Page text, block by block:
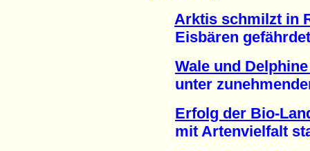
Arktis schmilzt in
Eisbären gefährdet
Wale und
unter
Erfolg der Bio-
mit Artenvielfalt